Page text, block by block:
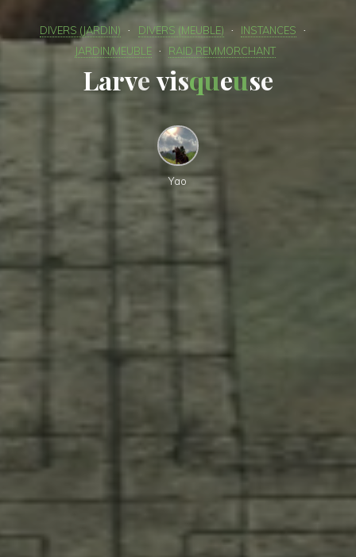
DIVERS (JARDIN) DIVERS (MEUBLE)
INSTANCES
JARDIN/MEUBLE
RAID REMMORCHANT
Larvevisqueuse
Yao